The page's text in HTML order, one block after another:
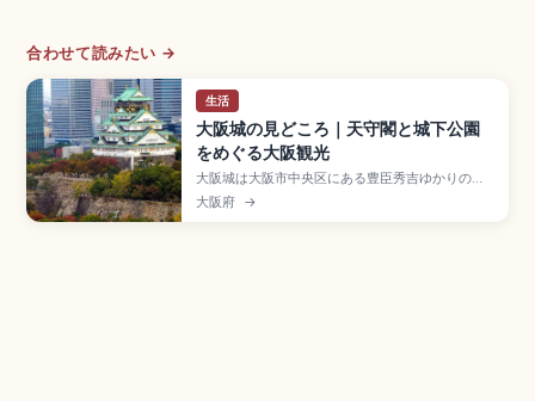
合わせて読みたい →
生活
大阪城の見どころ｜天守閣と城下公園
をめぐる大阪観光
大阪城は大阪市中央区にある豊臣秀吉ゆかりの名
城で、1583年築城・1931年復興の地上55m・5層
8階の天守閣が観光名所。展望台から市内を360
大阪府 →